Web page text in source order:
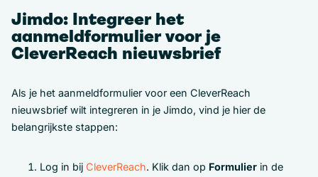
Jimdo: Integreer het
aanmeldformulier voor je
CleverReach nieuwsbrief
Als je het aanmeldformulier voor een CleverReach
nieuwsbrief wilt integreren in je Jimdo, vind je hier de
belangrijkste stappen:
Log in bij CleverReach. Klik dan op Formulier in de